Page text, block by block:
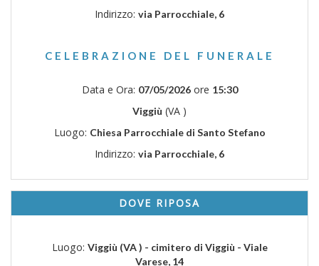
Indirizzo: via Parrocchiale, 6
CELEBRAZIONE DEL FUNERALE
Data e Ora: 07/05/2026ore 15:30
Viggiù (VA )
Luogo: Chiesa Parrocchiale di Santo Stefano
Indirizzo: via Parrocchiale, 6
DOVE RIPOSA
Luogo: Viggiù (VA ) - cimitero di Viggiù - Viale
Varese, 14